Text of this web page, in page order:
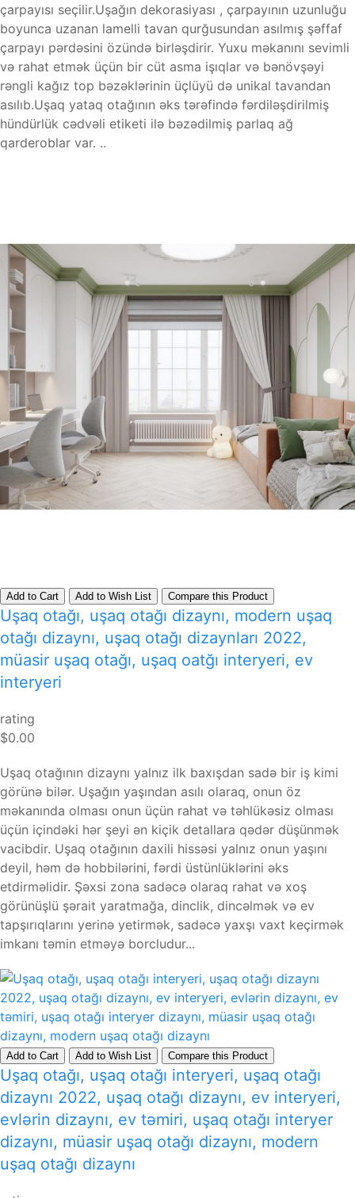
çarpayısı seçilir.Uşağın dekorasiyası , çarpayının uzunluğu
boyunca uzanan lamelli tavan qurğusundan asılmış şəffaf
çarpayı pərdəsini özündə birləşdirir. Yuxu məkanını sevimli
və rahat etmək üçün bir cüt asma işıqlar və bənövşəyi
rəngli kağız top bəzəklərinin üçlüyü də unikal tavandan
asılıb.Uşaq yataq otağının əks tərəfində fərdiləşdirilmiş
hündürlük cədvəli etiketi ilə bəzədilmiş parlaq ağ
qarderoblar var. ..
Add to Cart Add to Wish List Compare this Product
Uşaq otağı, uşaq otağı dizaynı, modern uşaq
otağı dizaynı, uşaq otağı dizaynları 2022,
müasir uşaq otağı, uşaq oatğı interyeri, ev
interyeri
rating
$0.00
Uşaq otağının dizaynı yalnız ilk baxışdan sadə bir iş kimi
görünə bilər. Uşağın yaşından asılı olaraq, onun öz
məkanında olması onun üçün rahat və təhlükəsiz olması
üçün içindəki hər şeyi ən kiçik detallara qədər düşünmək
vacibdir. Uşaq otağının daxili hissəsi yalnız onun yaşını
deyil, həm də hobbilərini, fərdi üstünlüklərini əks
etdirməlidir. Şəxsi zona sadəcə olaraq rahat və xoş
görünüşlü şərait yaratmağa, dinclik, dincəlmək və ev
tapşırıqlarını yerinə yetirmək, sadəcə yaxşı vaxt keçirmək
imkanı təmin etməyə borcludur...
Add to Cart Add to Wish List Compare this Product
Uşaq otağı, uşaq otağı interyeri, uşaq otağı
dizaynı 2022, uşaq otağı dizaynı, ev interyeri,
evlərin dizaynı, ev təmiri, uşaq otağı interyer
dizaynı, müasir uşaq otağı dizaynı, modern
uşaq otağı dizaynı